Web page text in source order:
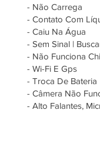
- Não Carrega
- Contato Com
- Caiu Na Água
- Sem Sinal |
- Não Funciona
- Wi-Fi E Gps
- Troca De Bateria
- Câmera Não
- Alto Falantes,